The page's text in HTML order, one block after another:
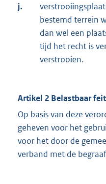
j.
bestemd terrein
dan wel een
tijd het recht is
verstrooien.
Artikel 2 Belastbaar feit
Op basis van deze
geheven voor het
voor het door de
verband met de